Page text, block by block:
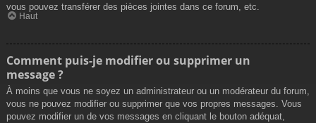
vous pouvez transférer des pièces jointes dans ce forum, etc.
Haut
Comment puis-je modifier ou supprimer un
message ?
À moins que vous ne soyez un administrateur ou un modérateur du forum,
vous ne pouvez modifier ou supprimer que vos propres messages. Vous
pouvez modifier un de vos messages en cliquant le bouton adéquat,